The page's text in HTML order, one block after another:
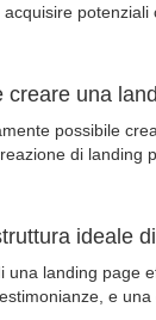
potenziali
creare una
possibile
di landing
ideale
una landing page
e una